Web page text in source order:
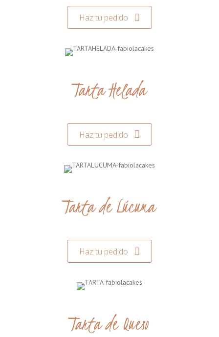
Haz tu pedido
Tarta Helada
Haz tu pedido
Tarta de Lúcuma
Haz tu pedido
Tarta de Queso